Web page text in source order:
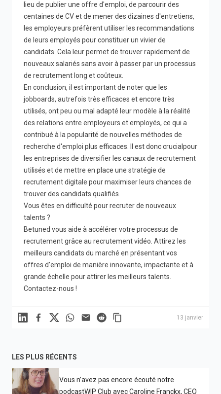
lieu de publier une offre d'emploi, de parcourir des
centaines de CV et de mener des dizaines d'entretiens,
les employeurs préfèrent utiliser les recommandations
de leurs employés pour constituer un vivier de
candidats. Cela leur permet de trouver rapidement de
nouveaux salariés sans avoir à passer par un processus
de recrutement long et coûteux.
En conclusion, il est important de noter que les
jobboards, autrefois très efficaces et encore très
utilisés, ont peu ou mal adapté leur modèle à la réalité
des relations entre employeurs et employés, ce qui a
contribué à la popularité de nouvelles méthodes de
recherche d'emploi plus efficaces. Il est donc crucialpour
les entreprises de diversifier les canaux de recrutement
utilisés et de mettre en place une stratégie de
recrutement digitale pour maximiser leurs chances de
trouver des candidats qualifiés.
Vous êtes en difficulté pour recruter de nouveaux
talents ?
Betuned vous aide à accélérer votre processus de
recrutement grâce au recrutement vidéo. Attirez les
meilleurs candidats du marché en présentant vos
offres d'emploi de manière innovante, impactante et à
grande échelle pour attirer les meilleurs talents.
Contactez-nous !
LinkedinFacebook
X WhatsApp
Mail Reddit 13 janvier
LES PLUS RÉCENTS
Vous n’avez pas encore écouté notre
podcastWIP Club avec Caroline Franckx, CEO